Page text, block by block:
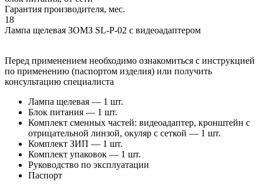
Гарантия производителя, мес.
18
Лампа щелевая ЗОМЗ SL-P-02 с видеоадаптером
Перед применением необходимо ознакомиться с инструкцией
по применению (паспортом изделия) или получить
консультацию специалиста
Лампа щелевая — 1 шт.
Блок питания — 1 шт.
Комплект сменных частей: видеоадаптер, кронштейн с
отрицательной линзой, окуляр с сеткой — 1 шт.
Комплект ЗИП — 1 шт.
Комплект упаковок — 1 шт.
Руководство по эксплуатации
Паспорт